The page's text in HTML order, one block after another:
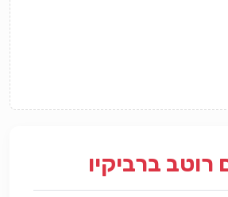
רוטב ברביקיו